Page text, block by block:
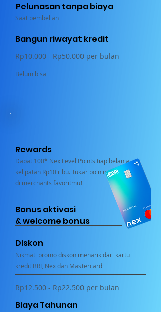
Pelunasan tanpa biaya
Saat pembelian
Bangun riwayat kredit
Rp10.000 - Rp50.000 per bulan
Belum bisa
Rewards
Dapat 100* Nex Level Points tiap belanja
kelipatan Rp10 ribu. Tukar poin untuk belanja
di merchants favoritmu!
Bonus aktivasi
& welcome bonus
Diskon
Nikmati promo diskon menarik dari kartu
kredit BRI, Nex dan Mastercard
Rp12.500 - Rp22.500 per bulan
Biaya Tahunan